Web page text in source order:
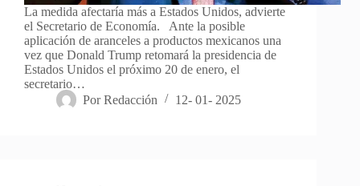
La medida afectaría más a Estados Unidos, advierte
el Secretario de Economía. Ante la posible
aplicación de aranceles a productos mexicanos una
vez que Donald Trump retomará la presidencia de
Estados Unidos el próximo 20 de enero, el
secretario…
Por Redacción 12- 01- 2025